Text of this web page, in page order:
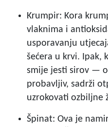
Krumpir: Kora
vlaknima i
usporavanju
šećera u krvi. Ipak,
smije jesti sirov —
probavljiv, sadrži
uzrokovati ozbiljne
Špinat: Ova je